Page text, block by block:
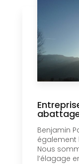
Benjamin
également
Nous
l’élagage